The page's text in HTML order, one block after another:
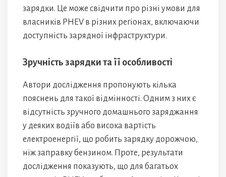
зарядки. Це може свідчити про різні умови для
власників PHEV в різних регіонах, включаючи
доступність зарядної інфраструктури.
Зручність зарядки та її особливості
Автори дослідження пропонують кілька
пояснень для такої відмінності. Одним з них є
відсутність зручного домашнього заряджання
у деяких водіїв або висока вартість
електроенергії, що робить зарядку дорожчою,
ніж заправку бензином. Проте, результати
дослідження показують, що для багатьох